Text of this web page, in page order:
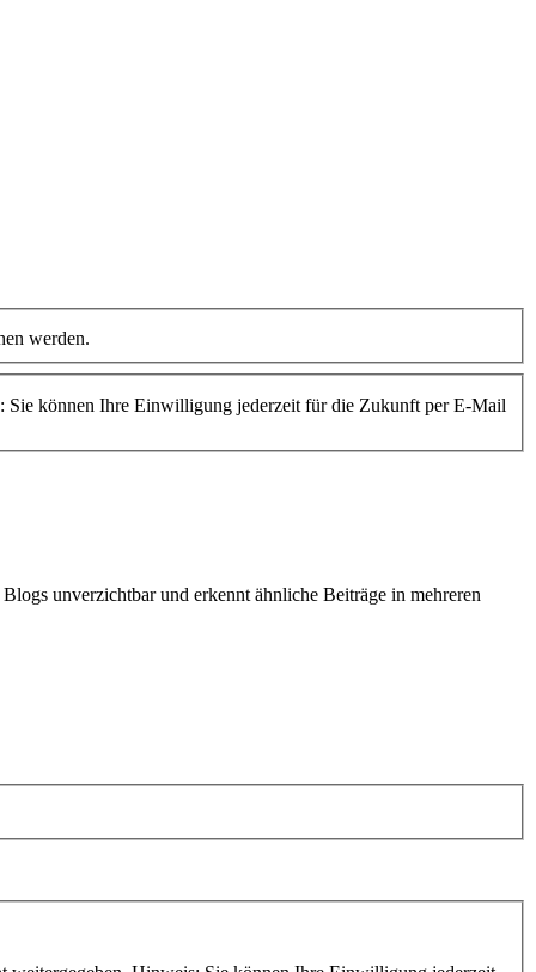
werden.
Sie können Ihre Einwilligung jederzeit für die Zukunft per E-Mail
unverzichtbar und erkennt ähnliche Beiträge in mehreren